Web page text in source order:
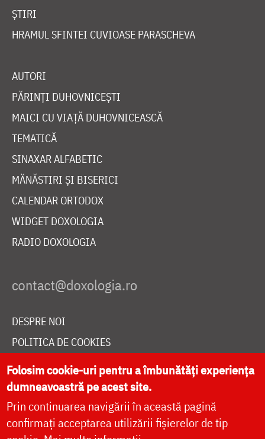
ȘTIRI
HRAMUL SFINTEI CUVIOASE PARASCHEVA
AUTORI
PĂRINȚI DUHOVNICEȘTI
MAICI CU VIAȚĂ DUHOVNICEASCĂ
TEMATICĂ
SINAXAR ALFABETIC
MĂNĂSTIRI ȘI BISERICI
CALENDAR ORTODOX
WIDGET DOXOLOGIA
RADIO DOXOLOGIA
DESPRE NOI
POLITICA DE COOKIES
DONEAZĂ ONLINE PENTRU CATEDRALA NAȚIONALĂ
LIVE
Folosim cookie-uri pentru a îmbunătăți experiența
dumneavoastră pe acest site.
Prin continuarea navigării în această pagină
confirmați acceptarea utilizării fișierelor de tip